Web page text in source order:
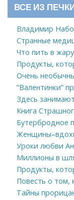
ВСЕ ИЗ
Владимир
Странные
Что пить в жару
Продукты,
Очень
“Валентинки”
Здесь
Книга
Бутербродное
Уроки любви
Миллионы в
Продукты,
Повесть о том,
Тайны